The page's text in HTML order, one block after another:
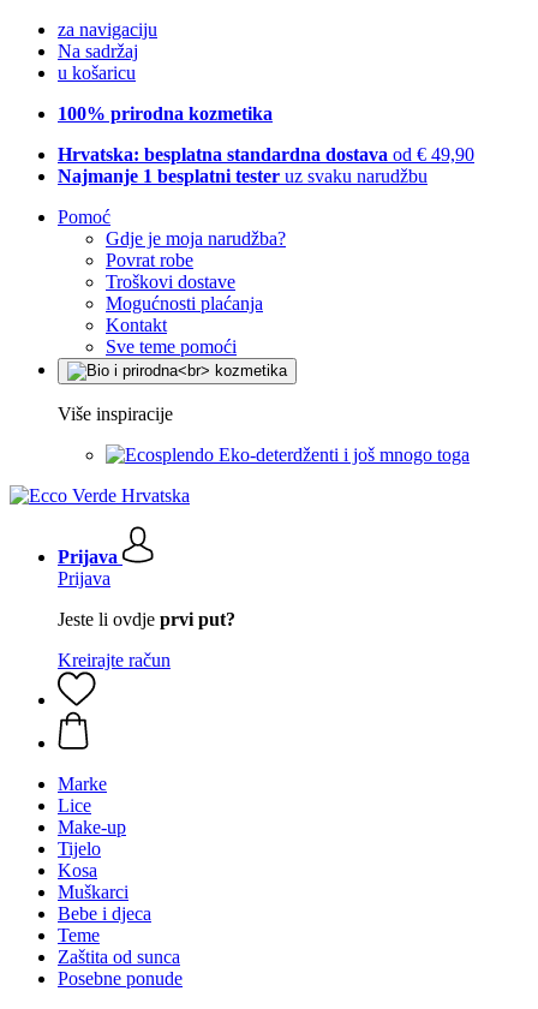
za navigaciju
Na sadržaj
u košaricu
100% prirodna kozmetika
Hrvatska: besplatna standardna dostava od € 49,90
Najmanje 1 besplatni tester uz svaku narudžbu
Pomoć
Gdje je moja narudžba?
Povrat robe
Troškovi dostave
Mogućnosti plaćanja
Kontakt
Sve teme pomoći
Više inspiracije
Eko-deterdženti i još mnogo toga
Prijava
Prijava
Jeste li ovdje prvi put?
Kreirajte račun
Marke
Lice
Make-up
Tijelo
Kosa
Muškarci
Bebe i djeca
Teme
Zaštita od sunca
Posebne ponude